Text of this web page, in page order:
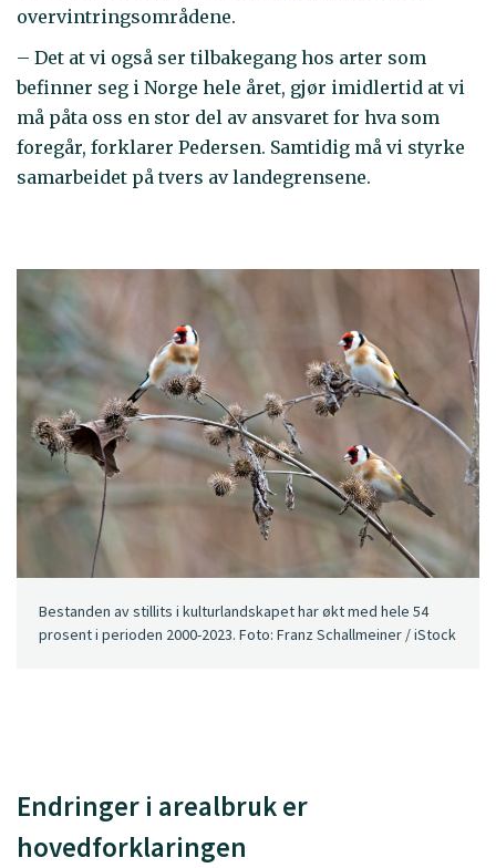
overvintringsområdene.
– Det at vi også ser tilbakegang hos arter som
befinner seg i Norge hele året, gjør imidlertid at vi
må påta oss en stor del av ansvaret for hva som
foregår, forklarer Pedersen. Samtidig må vi styrke
samarbeidet på tvers av landegrensene.
Bestanden av stillits i kulturlandskapet har økt med hele 54
prosent i perioden 2000-2023. Foto: Franz Schallmeiner / iStock
Endringer i arealbruk er
hovedforklaringen